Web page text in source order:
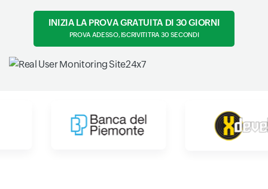
INIZIA LA PROVA GRATUITA DI 30 GIORNI
PROVA ADESSO, ISCRIVITI TRA 30 SECONDI